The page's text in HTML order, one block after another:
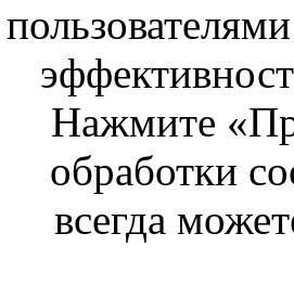
Нажмите
обработки
всегда